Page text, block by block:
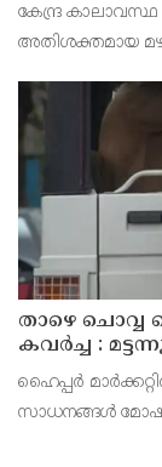
കേന്ദ്ര
അതിശക്തമായ
പ്രൊഫഷണൽ
താഴെ ചൊവ്വ
കവർച്ച :
പിടിയിൽ
ഹൈപ്പർ
സാധനങ്ങൾ